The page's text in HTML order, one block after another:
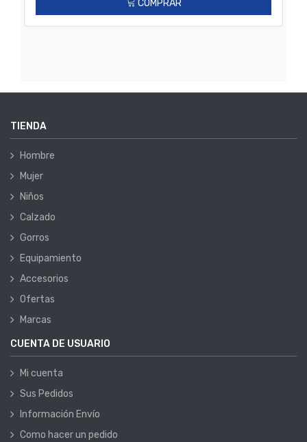
COMPRAR
TIENDA
Hombre
Mujer
Niños
Calzado
Gorros
Equipamiento
Accesorios
Ofertas
Marcas
CUENTA DE USUARIO
Mi cuenta
Sus Pedidos
Información Envío
Como hacer un pedido